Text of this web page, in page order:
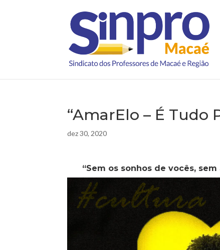
“AmarElo – É Tudo
dez 30, 2020
“Sem os sonhos de vocês,